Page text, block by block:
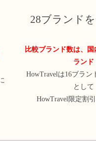
28ブランド
比較ブランド数は、
ランド
HowTravelは16ブラン
として
HowTravel限定割